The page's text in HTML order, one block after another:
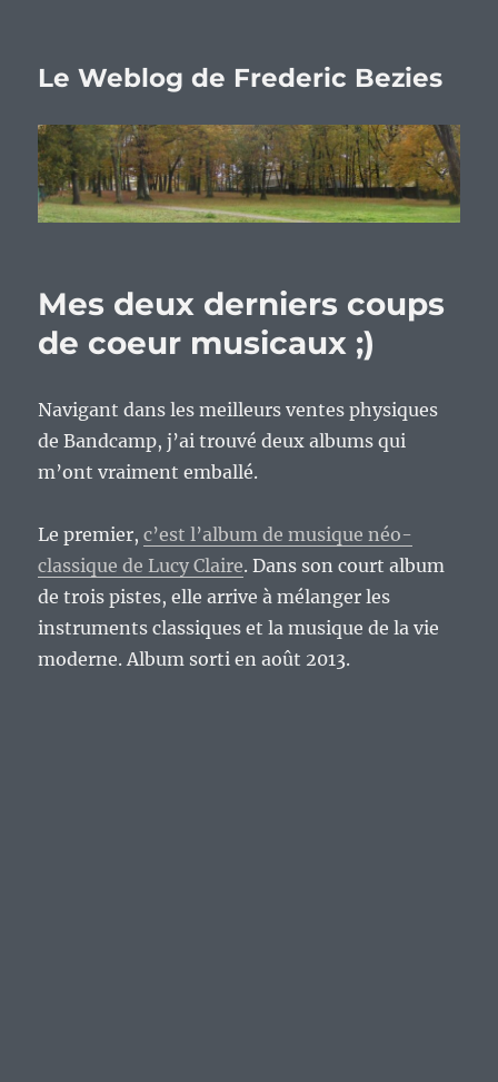
Le Weblog de Frederic Bezies
Mes deux derniers coups
de coeur musicaux ;)
Navigant dans les meilleurs ventes physiques
de Bandcamp, j’ai trouvé deux albums qui
m’ont vraiment emballé.
Le premier,c’est l’album de musique néo-
classique de Lucy Claire. Dans son court album
de trois pistes, elle arrive à mélanger les
instruments classiques et la musique de la vie
moderne. Album sorti en août 2013.